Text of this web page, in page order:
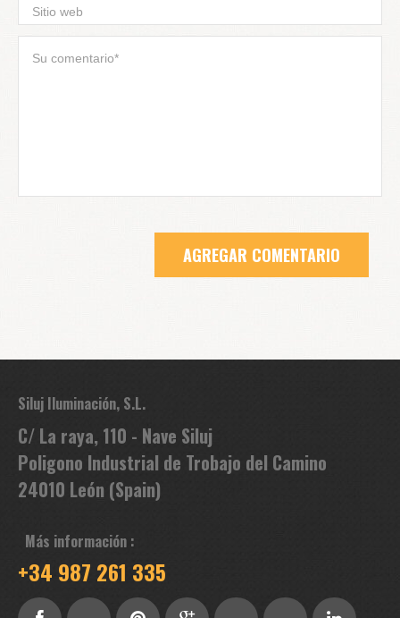
Siluj Iluminación, S.L.
C/ La raya, 110 - Nave Siluj
Poligono Industrial de Trobajo del Camino
24010 León (Spain)
Más información :
+34 987 261 335